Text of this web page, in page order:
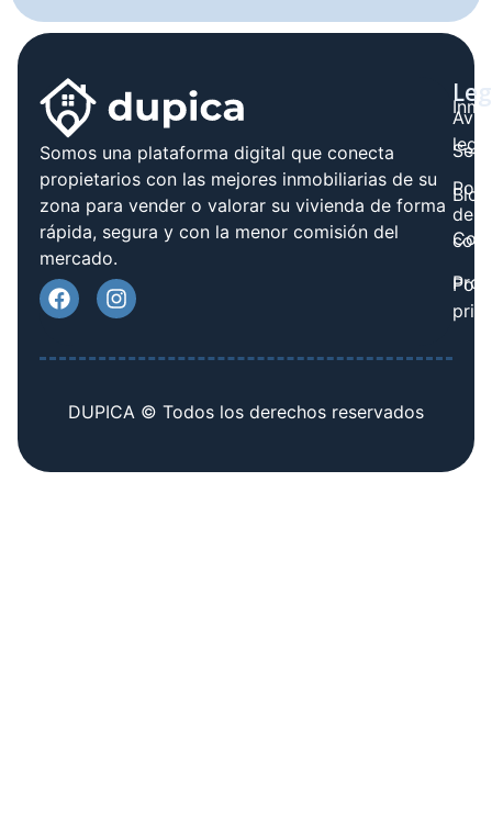
Somos una plataforma digital que conecta
propietarios con las mejores inmobiliarias de su
zona para vender o valorar su vivienda de forma
rápida, segura y con la menor comisión del
mercado.
Blog
legal
de
DUPICA © Todos los derechos reservados